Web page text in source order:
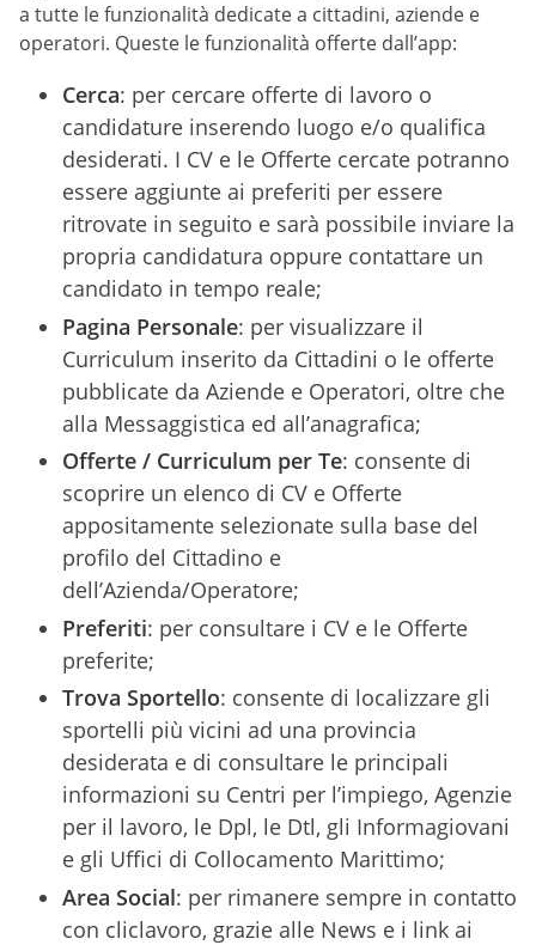
a tutte le funzionalità dedicate a cittadini, aziende e
operatori. Queste le funzionalità offerte dall’app:
Cerca: per cercare offerte di lavoro o
candidature inserendo luogo e/o qualifica
desiderati. I CV e le Offerte cercate potranno
essere aggiunte ai preferiti per essere
ritrovate in seguito e sarà possibile inviare la
propria candidatura oppure contattare un
candidato in tempo reale;
Pagina Personale: per visualizzare il
Curriculum inserito da Cittadini o le offerte
pubblicate da Aziende e Operatori, oltre che
alla Messaggistica ed all’anagrafica;
Offerte / Curriculum per Te: consente di
scoprire un elenco di CV e Offerte
appositamente selezionate sulla base del
profilo del Cittadino e
dell’Azienda/Operatore;
Preferiti: per consultare i CV e le Offerte
preferite;
Trova Sportello: consente di localizzare gli
sportelli più vicini ad una provincia
desiderata e di consultare le principali
informazioni su Centri per l’impiego, Agenzie
per il lavoro, le Dpl, le Dtl, gli Informagiovani
e gli Uffici di Collocamento Marittimo;
Area Social: per rimanere sempre in contatto
con cliclavoro, grazie alle News e i link ai